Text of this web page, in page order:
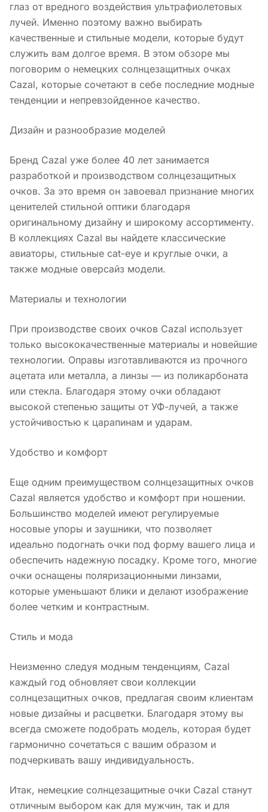
глаз от вредного воздействия ультрафиолетовых
лучей. Именно поэтому важно выбирать
качественные и стильные модели, которые будут
служить вам долгое время. В этом обзоре мы
поговорим о немецких солнцезащитных очках
Cazal, которые сочетают в себе последние модные
тенденции и непревзойденное качество.
Дизайн и разнообразие моделей
Бренд Cazal уже более 40 лет занимается
разработкой и производством солнцезащитных
очков. За это время он завоевал признание многих
ценителей стильной оптики благодаря
оригинальному дизайну и широкому ассортименту.
В коллекциях Cazal вы найдете классические
авиаторы, стильные cat-eye и круглые очки, а
также модные оверсайз модели.
Материалы и технологии
При производстве своих очков Cazal использует
только высококачественные материалы и новейшие
технологии. Оправы изготавливаются из прочного
ацетата или металла, а линзы — из поликарбоната
или стекла. Благодаря этому очки обладают
высокой степенью защиты от УФ-лучей, а также
устойчивостью к царапинам и ударам.
Удобство и комфорт
Еще одним преимуществом солнцезащитных очков
Cazal является удобство и комфорт при ношении.
Большинство моделей имеют регулируемые
носовые упоры и заушники, что позволяет
идеально подогнать очки под форму вашего лица и
обеспечить надежную посадку. Кроме того, многие
очки оснащены поляризационными линзами,
которые уменьшают блики и делают изображение
более четким и контрастным.
Стиль и мода
Неизменно следуя модным тенденциям, Cazal
каждый год обновляет свои коллекции
солнцезащитных очков, предлагая своим клиентам
новые дизайны и расцветки. Благодаря этому вы
всегда сможете подобрать модель, которая будет
гармонично сочетаться с вашим образом и
подчеркивать вашу индивидуальность.
Итак, немецкие солнцезащитные очки Cazal станут
отличным выбором как для мужчин, так и для